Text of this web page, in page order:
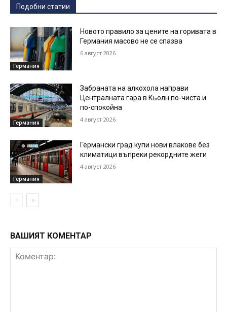
Подобни статии
Германия
Новото правило за цените на горивата в
Германия масово не се спазва
6 август 2026
Германия
Забраната на алкохола направи
Централната гара в Кьолн по-чиста и
по-спокойна
4 август 2026
Германия
Германски град купи нови влакове без
климатици въпреки рекордните жеги
4 август 2026
ВАШИЯТ КОМЕНТАР